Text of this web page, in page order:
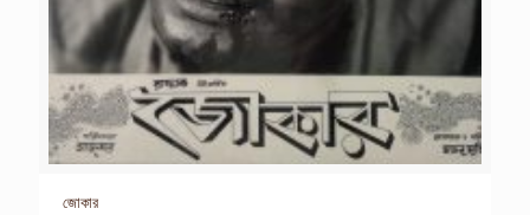
জোকার